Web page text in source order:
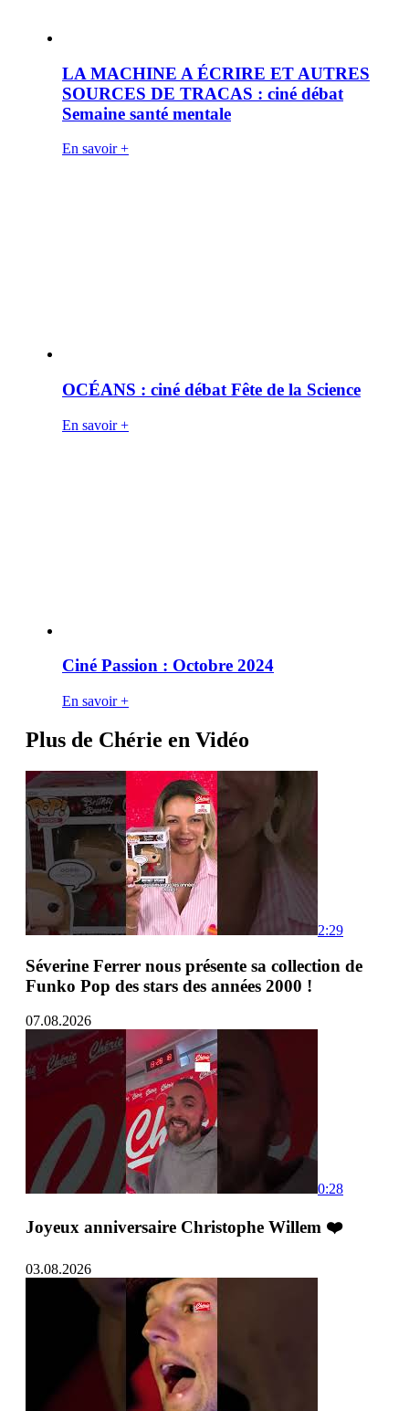
LA MACHINE A ÉCRIRE ET AUTRES
SOURCES DE TRACAS : ciné débat
Semaine santé mentale
En savoir +
OCÉANS : ciné débat Fête de la Science
En savoir +
Ciné Passion : Octobre 2024
En savoir +
Plus de Chérie en Vidéo
2:29
Séverine Ferrer nous présente sa collection de
Funko Pop des stars des années 2000 !
07.08.2026
0:28
Joyeux anniversaire Christophe Willem ❤️
03.08.2026